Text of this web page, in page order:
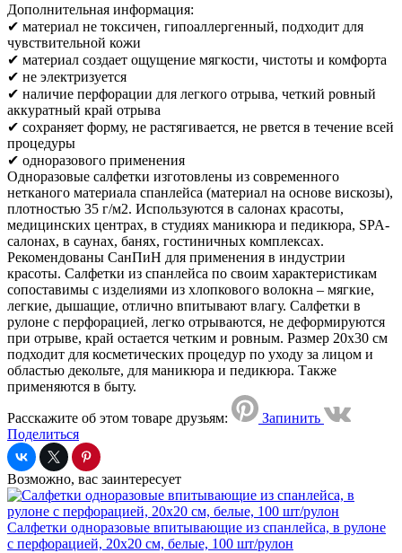
Дополнительная информация:
✔ материал не токсичен, гипоаллергенный, подходит для
чувствительной кожи
✔ материал создает ощущение мягкости, чистоты и комфорта
✔ не электризуется
✔ наличие перфорации для легкого отрыва, четкий ровный
аккуратный край отрыва
✔ сохраняет форму, не растягивается, не рвется в течение всей
процедуры
✔ одноразового применения
Одноразовые салфетки изготовлены из современного
нетканого материала спанлейса (материал на основе вискозы),
плотностью 35 г/м2. Используются в салонах красоты,
медицинских центрах, в студиях маникюра и педикюра, SPA-
салонах, в саунах, банях, гостиничных комплексах.
Рекомендованы СанПиН для применения в индустрии
красоты. Салфетки из спанлейса по своим характеристикам
сопоставимы с изделиями из хлопкового волокна – мягкие,
легкие, дышащие, отлично впитывают влагу. Салфетки в
рулоне с перфорацией, легко отрываются, не деформируются
при отрыве, край остается четким и ровным. Размер 20х30 см
подходит для косметических процедур по уходу за лицом и
областью декольте, для маникюра и педикюра. Также
применяются в быту.
Расскажите об этом товаре друзьям:
Запинить
Поделиться
Возможно, вас заинтересует
Салфетки одноразовые впитывающие из спанлейса, в рулоне
с перфорацией, 20х20 см, белые, 100 шт/рулон